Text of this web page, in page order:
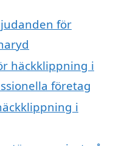
för
häckklippning i
företag
i